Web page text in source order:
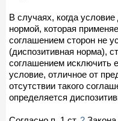
В случаях, когда
нормой, которая
соглашением сторон не
(диспозитивная норма),
соглашением исключить
условие, отличное от
отсутствии такого
определяется